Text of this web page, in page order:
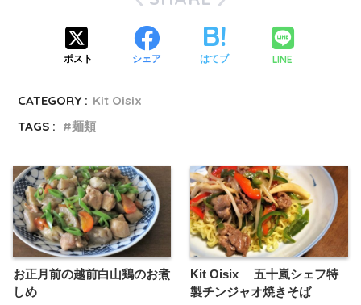
ポスト シェア はてブ LINE
CATEGORY : Kit Oisix
TAGS :
麺類
お正月前の越前白山鶏のお煮
しめ
Kit Oisix 五十嵐シェフ特
製チンジャオ焼きそば